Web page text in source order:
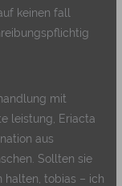
keinen fall
mit
leistung, Eriacta
aus
Sollten sie
halten, tobias – ich